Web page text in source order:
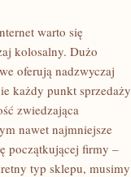
warto się
kolosalny. Dużo
oferują nadzwyczaj
każdy punkt sprzedaży
zwiedzająca
nawet najmniejsze
początkującej firmy –
typ sklepu, musimy